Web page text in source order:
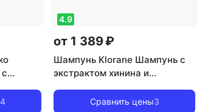
500 мл
4
4.9
от 1 389 ₽
Шампунь Klorane Шампунь с
экстрактом хинина и
эдельвейса, 400 мл
Сравнить цены3